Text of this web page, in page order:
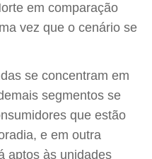
em comparação
vez que o cenário se
se concentram em
segmentos se
que estão
e em outra
aptos às unidades